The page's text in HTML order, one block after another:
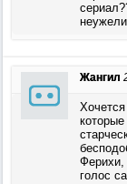
Жангил
голос